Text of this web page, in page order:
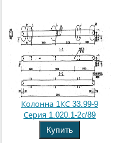
Колонна 1КС 33.99-9
Серия 1.020.1-2с/89
Купить